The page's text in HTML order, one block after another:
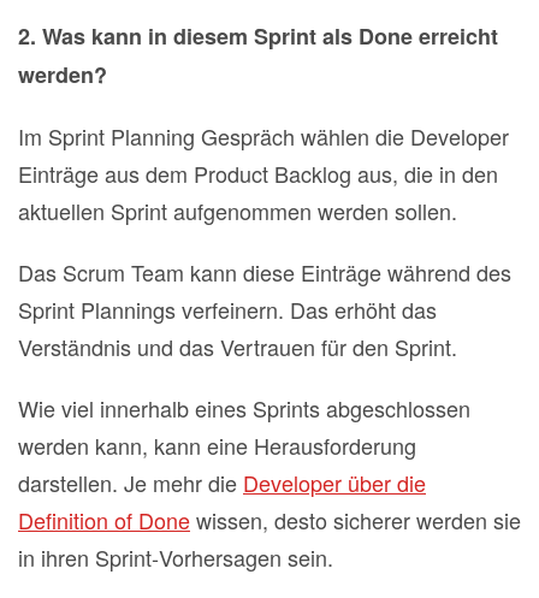
2. Was kann in diesem Sprint als Done erreicht
werden?
Im Sprint Planning Gespräch wählen die Developer
Einträge aus dem Product Backlog aus, die in den
aktuellen Sprint aufgenommen werden sollen.
Das Scrum Team kann diese Einträge während des
Sprint Plannings verfeinern. Das erhöht das
Verständnis und das Vertrauen für den Sprint.
Wie viel innerhalb eines Sprints abgeschlossen
werden kann, kann eine Herausforderung
darstellen. Je mehr die Developer über die
Definition of Donewissen, desto sicherer werden sie
in ihren Sprint‐Vorhersagen sein.